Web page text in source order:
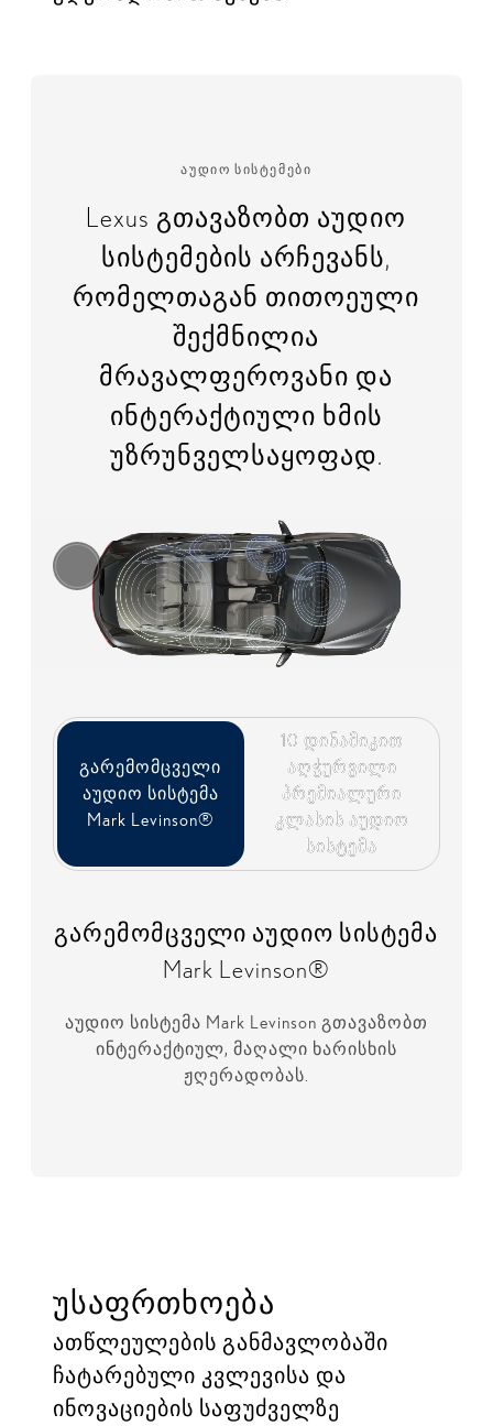
აუდიო სისტემები
Lexus გთავაზობთ აუდიო
სისტემების არჩევანს,
რომელთაგან თითოეული
შექმნილია
მრავალფეროვანი და
ინტერაქტიული ხმის
უზრუნველსაყოფად.
გარემომცველი
აუდიო სისტემა
Mark Levinson®
გარემომცველი
აუდიო სისტემა
Mark Levinson®
10 დინამიკით
აღჭურვილი
პრემიალური
კლასის აუდიო
სისტემა
10 დინამიკით
აღჭურვილი
პრემიალური
კლასის აუდიო
სისტემა
გარემომცველი აუდიო სისტემა
Mark Levinson®
აუდიო სისტემა Mark Levinson გთავაზობთ
ინტერაქტიულ, მაღალი ხარისხის
ჟღერადობას.
უსაფრთხოება
ათწლეულების განმავლობაში
ჩატარებული კვლევისა და
ინოვაციების საფუძველზე